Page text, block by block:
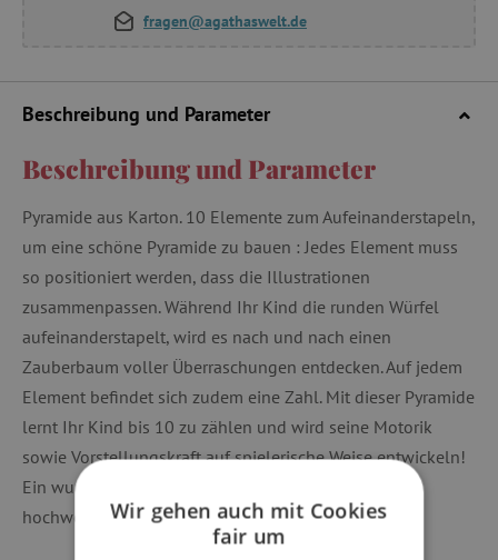
fragen@agathaswelt.de
Beschreibung und Parameter
Beschreibung und Parameter
Pyramide aus Karton. 10 Elemente zum Aufeinanderstapeln,
um eine schöne Pyramide zu bauen : Jedes Element muss
so positioniert werden, dass die Illustrationen
zusammenpassen. Während Ihr Kind die runden Würfel
aufeinanderstapelt, wird es nach und nach einen
Zauberbaum voller Überraschungen entdecken. Auf jedem
Element befindet sich zudem eine Zahl. Mit dieser Pyramide
lernt Ihr Kind bis 10 zu zählen und wird seine Motorik
sowie Vorstellungskraft auf spielerische Weise entwickeln!
Ein wunderbarer Spielspaß mit tollem Design und
hochwertiger Verarbeitung.
Wir gehen auch mit Cookies
fair um